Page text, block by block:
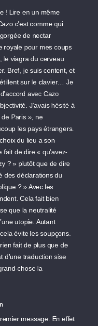
! Lire en un même
c’est comme qui
de nectar
royale pour mes coups
le viagra du cerveau
Bref, je suis content, et
sur le clavier… Je
avec Cazo
J’avais hésité à
Paris », ne
les pays étrangers.
du lieu a son
de dire « qu’avez-
? » plutôt que de dire
des déclarations du
? » Avec les
Cela fait bien
que la neutralité
utopie. Autant
évite les soupçons.
fait de plus que de
d’une traduction sise
chose la
message. En effet